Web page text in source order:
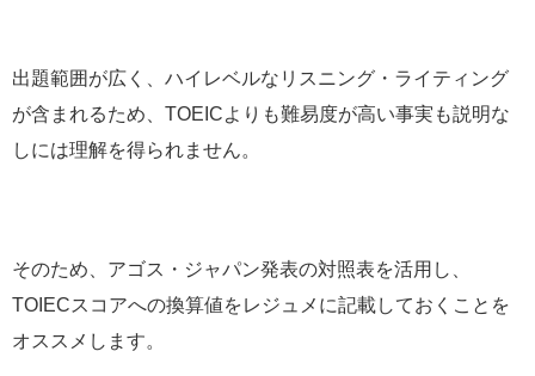
出題範囲が広く、ハイレベルなリスニング・ライティング
が含まれるため、TOEICよりも難易度が高い事実も説明な
しには理解を得られません。
そのため、 アゴス・ジャパン発表の対照表を活用し、
TOIECスコアへの換算値をレジュメに記載しておく ことを
オススメします。